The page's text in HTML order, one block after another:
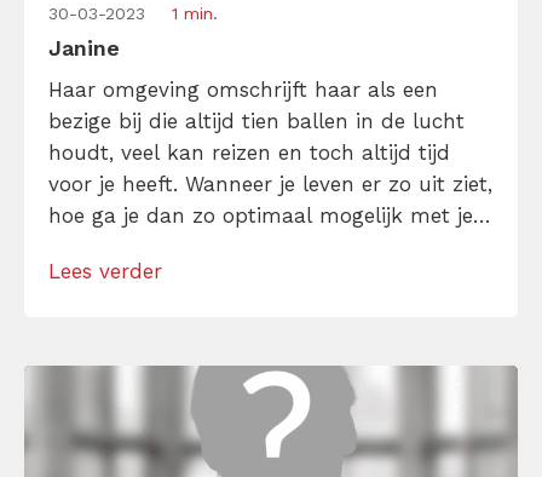
30-03-2023 1 min.
Janine
Haar omgeving omschrijft haar als een
bezige bij die altijd tien ballen in de lucht
houdt, veel kan reizen en toch altijd tijd
voor je heeft. Wanneer je leven er zo uit ziet,
hoe ga je dan zo optimaal mogelijk met je
te halen door de juiste balans te hebben
Lees verder